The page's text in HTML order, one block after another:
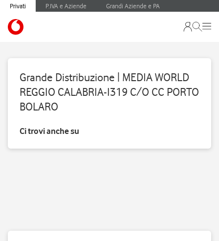
Privati P.IVA e Aziende Grandi Aziende e PA
Grande Distribuzione | MEDIA WORLD
REGGIO CALABRIA-I319 C/O CC PORTO
BOLARO
Ci trovi anche su